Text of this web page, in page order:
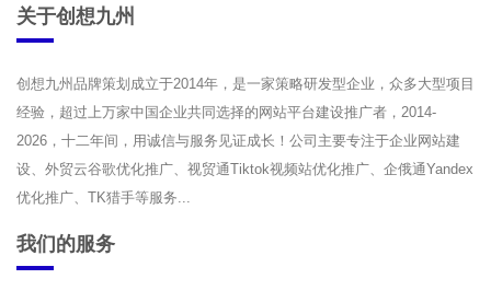
关于创想九州
创想九州品牌策划成立于2014年，是一家策略研发型企业，众多大型项目
经验，超过上万家中国企业共同选择的网站平台建设推广者，2014-
2026，十二年间，用诚信与服务见证成长！公司主要专注于企业网站建
设、外贸云谷歌优化推广、视贸通Tiktok视频站优化推广、企俄通Yandex
优化推广、TK猎手等服务...
我们的服务